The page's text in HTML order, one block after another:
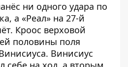
ни одного удара по
а «Реал» на 27-й
Кроос верховой
половины поля
Винисиус